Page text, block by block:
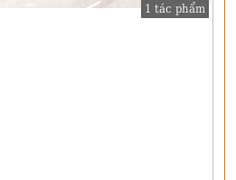
1 tác phẩm